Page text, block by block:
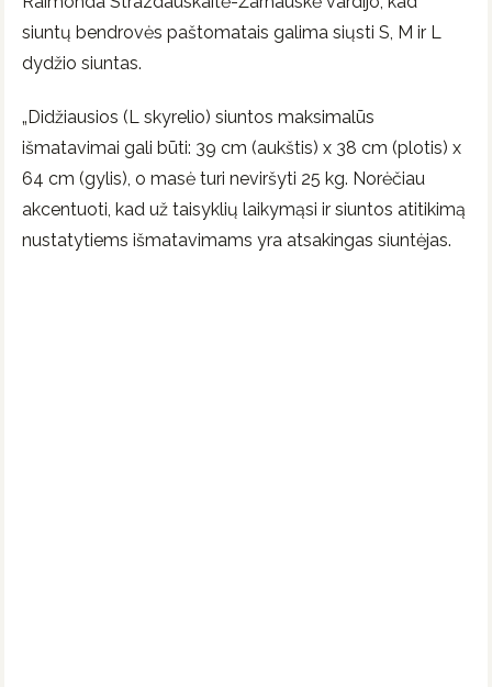
siuntų bendrovės paštomatais galima siųsti S, M ir L
dydžio siuntas.
„Didžiausios (L skyrelio) siuntos maksimalūs
išmatavimai gali būti: 39 cm (aukštis) x 38 cm (plotis) x
64 cm (gylis), o masė turi neviršyti 25 kg. Norėčiau
akcentuoti, kad už taisyklių laikymąsi ir siuntos atitikimą
nustatytiems išmatavimams yra atsakingas siuntėjas.